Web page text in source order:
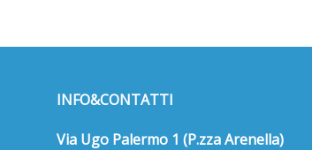
INFO&CONTATTI
Via Ugo Palermo 1 (P.zza Arenella)